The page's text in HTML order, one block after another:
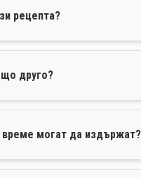
рецепта?
друго?
време могат да издържат?